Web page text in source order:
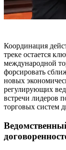
Координация
треке остается
международной
форсировать
новых
регулирующих
встречи лидеров
торговых систем